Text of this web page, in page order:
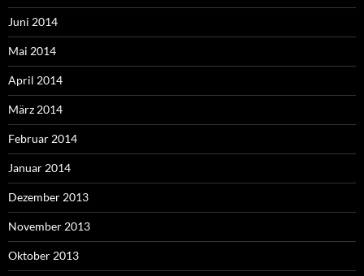
Juni 2014
Mai 2014
April 2014
März 2014
Februar 2014
Januar 2014
Dezember 2013
November 2013
Oktober 2013